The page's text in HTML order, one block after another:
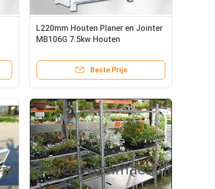
L220mm Houten Planer en Jointer
MB106G 7.5kw Houten
Beste Prijs